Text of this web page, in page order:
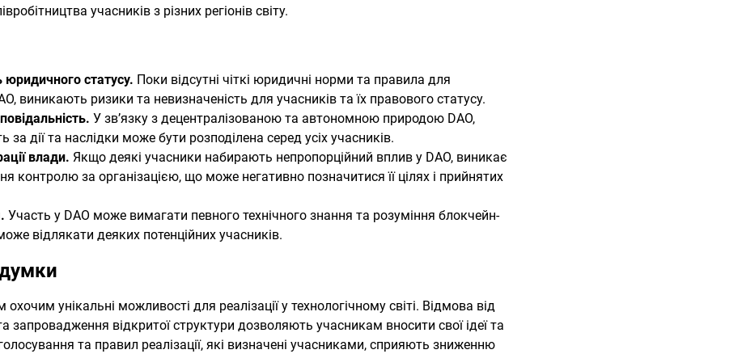
учасників з різних регіонів світу.
юридичного статусу. Поки відсутні чіткі юридичні норми та правила для
виникають ризики та невизначеність для учасників та їх правового статусу.
У зв’язку з децентралізованою та автономною природою DAO,
за дії та наслідки може бути розподілена серед усіх учасників.
влади. Якщо деякі учасники набирають непропорційний вплив у DAO, виникає
контролю за організацією, що може негативно позначитися її цілях і прийнятих
Участь у DAO може вимагати певного технічного знання та розуміння блокчейн-
відлякати деяких потенційних учасників.
унікальні можливості для реалізації у технологічному світі. Відмова від
запровадження відкритої структури дозволяють учасникам вносити свої ідеї та
та правил реалізації, які визначені учасниками, сприяють зниженню